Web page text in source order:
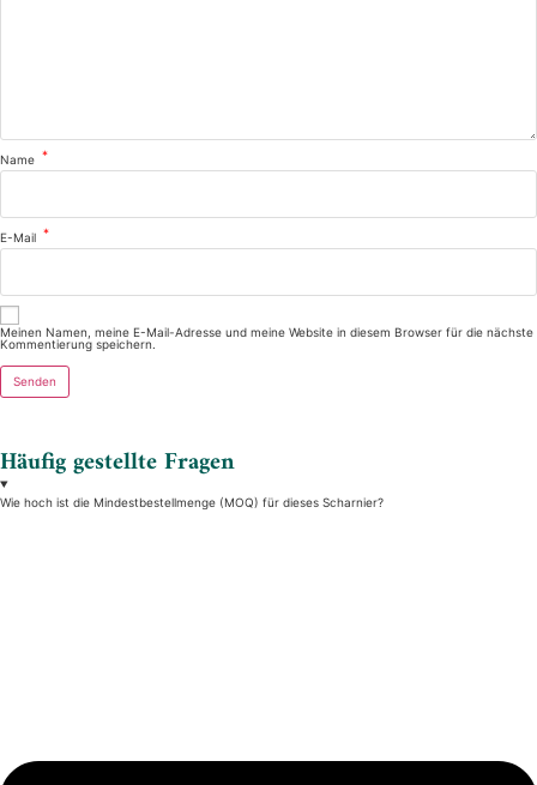
Name *
E-Mail *
Meinen Namen, meine E-Mail-Adresse und meine Website in diesem Browser für die nächste
Kommentierung speichern.
Häufig gestellte Fragen
Wie hoch ist die Mindestbestellmenge (MOQ) für dieses Scharnier?